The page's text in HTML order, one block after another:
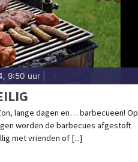
9:50 uur
lange dagen en… barbecueën! Op
worden de barbecues afgestoft
met vrienden of [...]